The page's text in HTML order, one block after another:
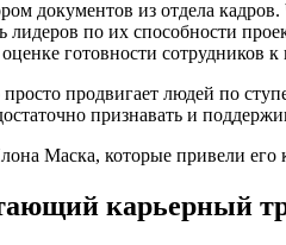
документов из отдела
лидеров по их способности
готовности
продвигает людей по
признавать и
Маска, которые привели его
карьерный